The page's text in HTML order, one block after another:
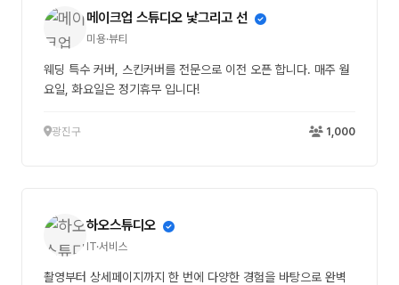
메이크업 스튜디오 낯그리고 선
미용·뷰티
웨딩 특수 커버, 스킨커버를 전문으로 이전 오픈 합니다. 매주 월
요일, 화요일은 정기휴무 입니다!
광진구 1,000
하오스튜디오
IT·서비스
촬영부터 상세페이지까지 한 번에 다양한 경험을 바탕으로 완벽